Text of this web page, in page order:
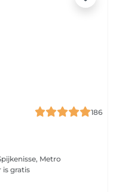
186